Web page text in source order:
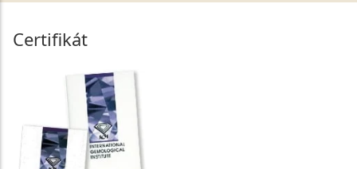
Certifikát